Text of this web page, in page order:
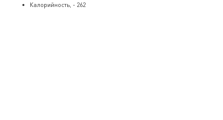
Калорийность, - 262